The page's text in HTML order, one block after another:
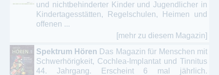
und nichtbehinderter Kinder und Jugendlicher in
Kindertagesstätten, Regelschulen, Heimen und
offenen ...
[mehr zu diesem Magazin]
Spektrum Hören Das Magazin für Menschen mit
Schwerhörigkeit, Cochlea-Implantat und Tinnitus
44. Jahrgang. Erscheint 6 mal jährlich.